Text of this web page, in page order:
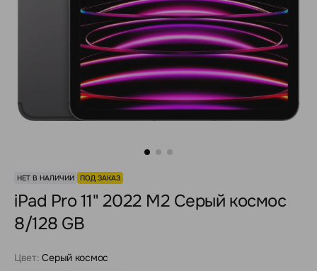
НЕТ В НАЛИЧИИ ПОД ЗАКАЗ
iPad Pro 11" 2022 M2 Серый космос
8/128 GB
Цвет: Серый космос